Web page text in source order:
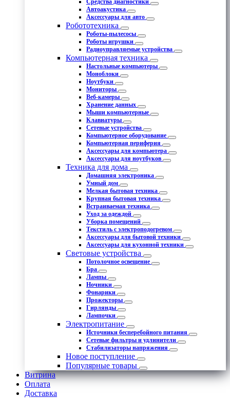
Средства диагностики
Автоакустика
Аксессуары для авто
Робототехника
Роботы-пылесосы
Роботы игрушки
Радиоуправляемые устройства
Компьютерная техника
Настольные компьютеры
Моноблоки
Ноутбуки
Мониторы
Веб-камеры
Хранение данных
Мыши компьютерные
Клавиатуры
Сетевые устройства
Компьютерное оборудование
Компьютерная периферия
Аксессуары для компьютера
Аксессуары для ноутбуков
Техника для дома
Домашняя электроника
Умный дом
Мелкая бытовая техника
Крупная бытовая техника
Встраиваемая техника
Уход за одеждой
Уборка помещений
Текстиль с электроподогревом
Аксессуары для бытовой техники
Аксессуары для кухонной техники
Световые устройства
Потолочное освещение
Бра
Лампы
Ночники
Фонарики
Прожекторы
Гирлянды
Лампочки
Электропитание
Источники бесперебойного питания
Сетевые фильтры и удлинители
Стабилизаторы напряжения
Новое поступление
Популярные товары
Витрина
Оплата
Доставка